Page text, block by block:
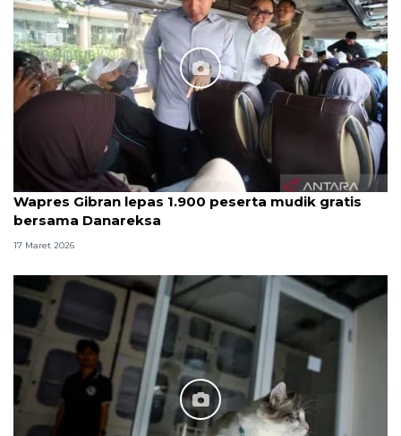
Wapres Gibran lepas 1.900 peserta mudik gratis
bersama Danareksa
17 Maret 2026